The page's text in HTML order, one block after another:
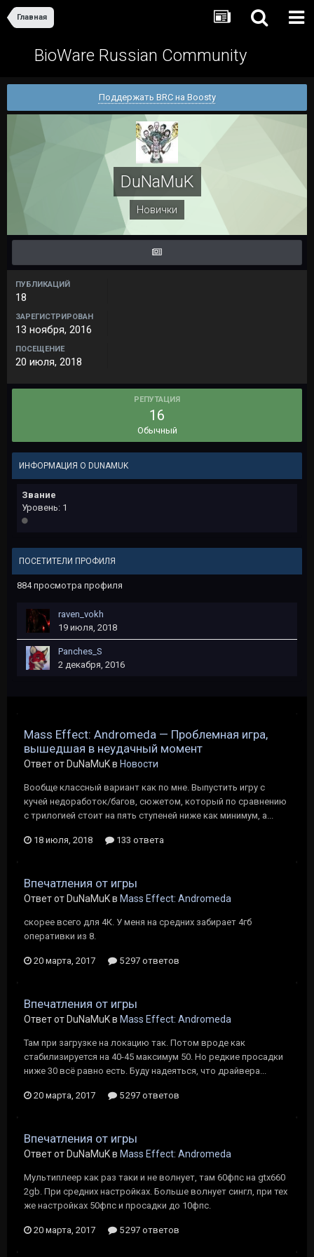
Главная
BioWare Russian Community
Поддержать BRC на Boosty
DuNaMuK
Новички
ПУБЛИКАЦИЙ
18
ЗАРЕГИСТРИРОВАН
13 ноября, 2016
ПОСЕЩЕНИЕ
20 июля, 2018
РЕПУТАЦИЯ
16
Обычный
ИНФОРМАЦИЯ О DUNAMUK
Звание
Уровень: 1
ПОСЕТИТЕЛИ ПРОФИЛЯ
884 просмотра профиля
raven_vokh
19 июля, 2018
Panches_S
2 декабря, 2016
Mass Effect: Andromeda — Проблемная игра,
вышедшая в неудачный момент
Ответ от DuNaMuK в Новости
Вообще классный вариант как по мне. Выпустить игру с
кучей недоработок/багов, сюжетом, который по сравнению
с трилогией стоит на пять ступеней ниже как минимум, а...
18 июля, 2018 133 ответа
Впечатления от игры
Ответ от DuNaMuK в Mass Effect: Andromeda
скорее всего для 4К. У меня на средних забирает 4гб
оперативки из 8.
20 марта, 2017 5 297 ответов
Впечатления от игры
Ответ от DuNaMuK в Mass Effect: Andromeda
Там при загрузке на локацию так. Потом вроде как
стабилизируется на 40-45 максимум 50. Но редкие просадки
ниже 30 всё равно есть. Буду надеяться, что драйвера...
20 марта, 2017 5 297 ответов
Впечатления от игры
Ответ от DuNaMuK в Mass Effect: Andromeda
Мультиплеер как раз таки и не волнует, там 60фпс на gtx660
2gb. При средних настройках. Больше волнует сингл, при тех
же настройках 50фпс и просадки до 10фпс.
20 марта, 2017 5 297 ответов